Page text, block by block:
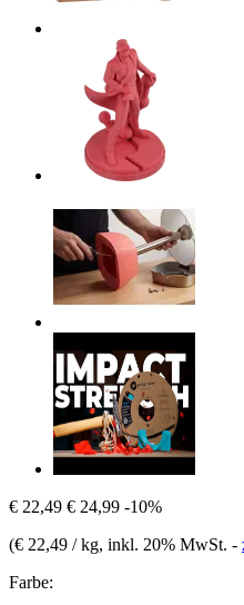
€ 22,49 € 24,99 -10%
(€ 22,49 / kg, inkl. 20% MwSt. -
Farbe: